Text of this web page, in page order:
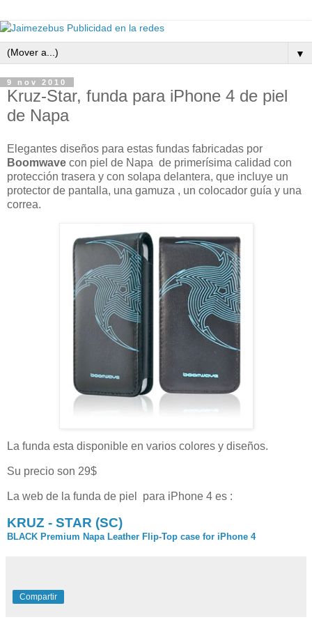
▼
9 nov 2010
Kruz-Star, funda para iPhone 4 de piel
de Napa
Elegantes diseños para estas fundas fabricadas por
Boomwave con piel de Napa de primerísima calidad con
protección trasera y con solapa delantera, que incluye un
protector de pantalla, una gamuza , un colocador guía y una
correa.
La funda esta disponible en varios colores y diseños.
Su precio son 29$
La web de la funda de piel para iPhone 4 es :
KRUZ - STAR (SC)
BLACK Premium Napa Leather Flip-Top case for iPhone 4
Compartir